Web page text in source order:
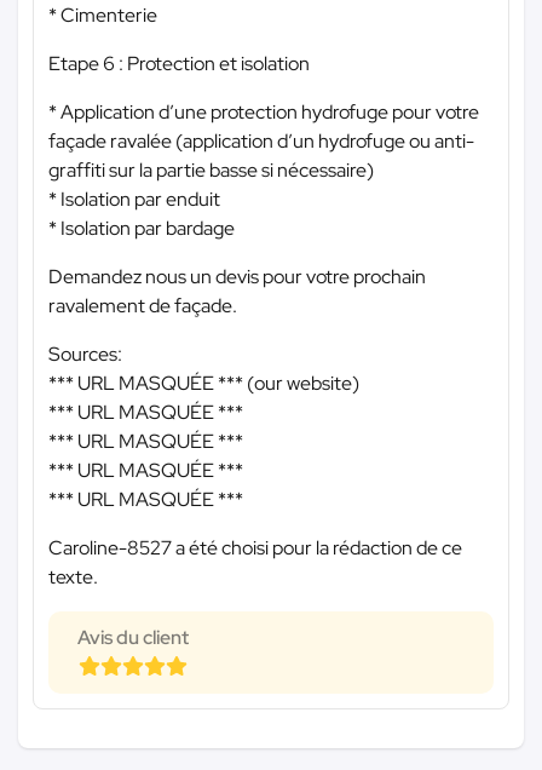
* Cimenterie
Etape 6 : Protection et isolation
* Application d’une protection hydrofuge pour votre
façade ravalée (application d’un hydrofuge ou anti-
graffiti sur la partie basse si nécessaire)
* Isolation par enduit
* Isolation par bardage
Demandez nous un devis pour votre prochain
ravalement de façade.
Sources:
*** URL MASQUÉE *** (our website)
*** URL MASQUÉE ***
*** URL MASQUÉE ***
*** URL MASQUÉE ***
*** URL MASQUÉE ***
Caroline-8527 a été choisi pour la rédaction de ce
texte.
Avis du client